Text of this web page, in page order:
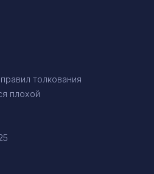
толкования
плохой